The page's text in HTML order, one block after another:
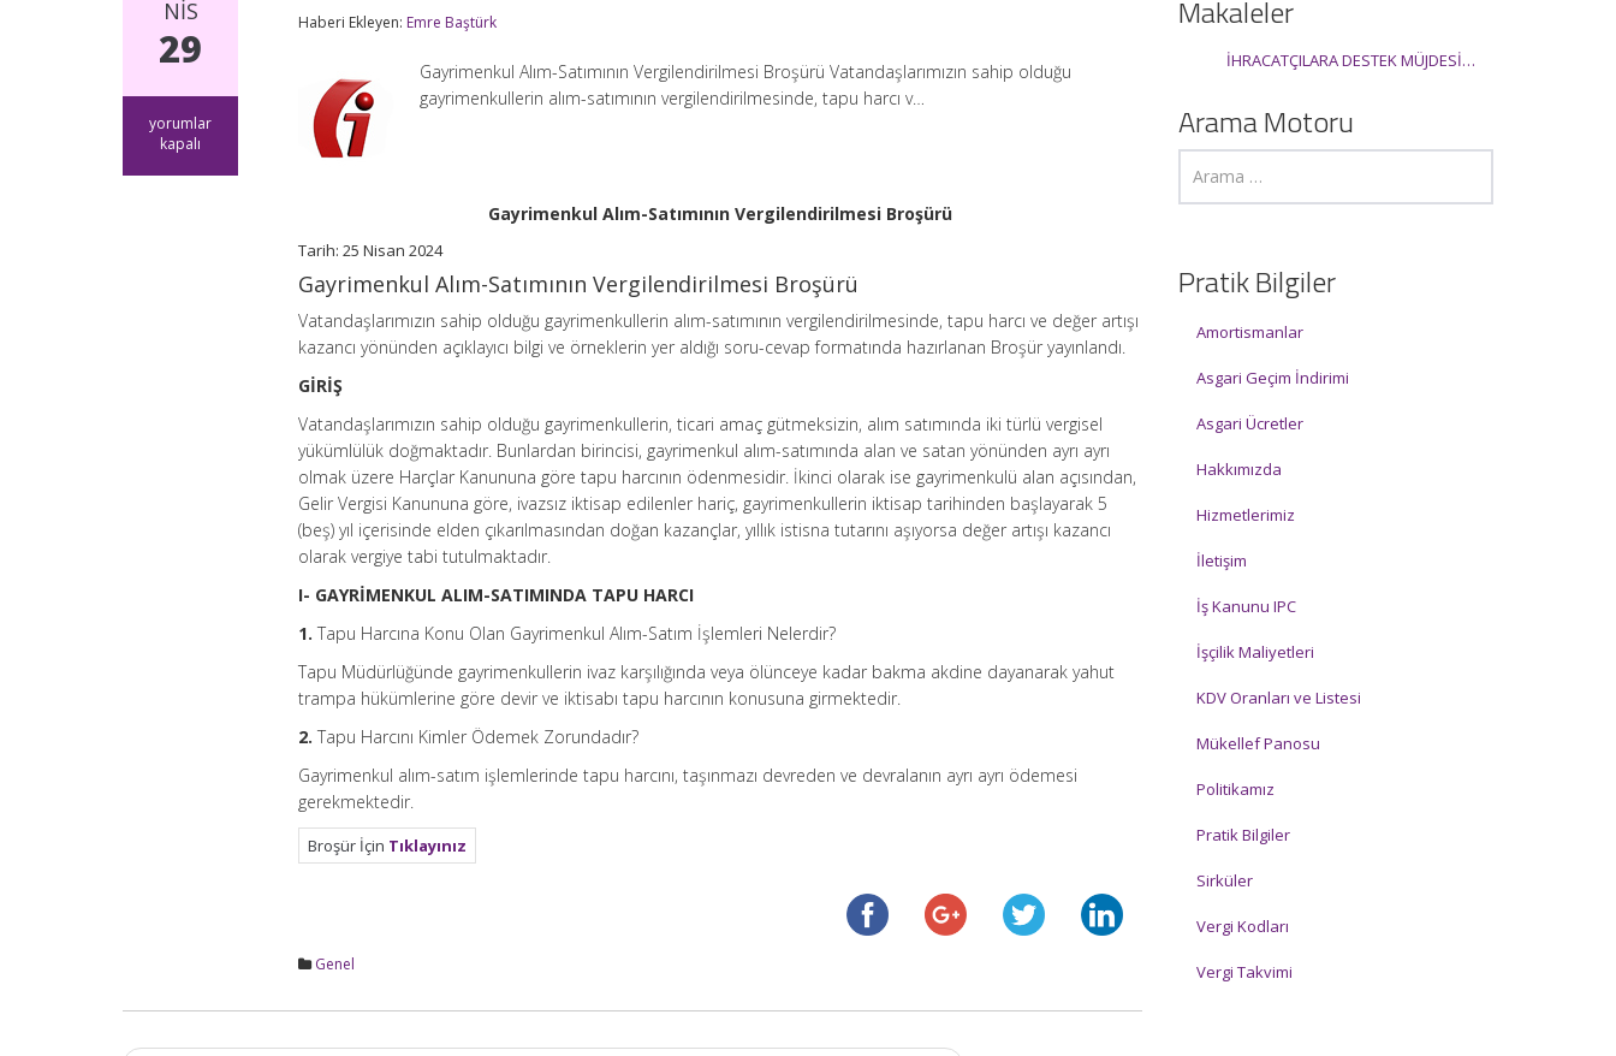
NIS
29
Gayrimenkul
Alım-
yorumlar
kapalı
Haberi Ekleyen: Emre Baştürk
Gayrimenkul Alım-Satımının Vergilendirilmesi Broşürü Vatandaşlarımızın sahip olduğu
gayrimenkullerin alım-satımının vergilendirilmesinde, tapu harcı v…
Gayrimenkul Alım-Satımının Vergilendirilmesi Broşürü
Tarih: 25 Nisan 2024
Gayrimenkul Alım-Satımının Vergilendirilmesi Broşürü
Vatandaşlarımızın sahip olduğu gayrimenkullerin alım-satımının vergilendirilmesinde, tapu harcı ve değer artışı
kazancı yönünden açıklayıcı bilgi ve örneklerin yer aldığı soru-cevap formatında hazırlanan Broşür yayınlandı.
GİRİŞ
Vatandaşlarımızın sahip olduğu gayrimenkullerin, ticari amaç gütmeksizin, alım satımında iki türlü vergisel
yükümlülük doğmaktadır. Bunlardan birincisi, gayrimenkul alım-satımında alan ve satan yönünden ayrı ayrı
olmak üzere Harçlar Kanununa göre tapu harcının ödenmesidir. İkinci olarak ise gayrimenkulü alan açısından,
Gelir Vergisi Kanununa göre, ivazsız iktisap edilenler hariç, gayrimenkullerin iktisap tarihinden başlayarak 5
(beş) yıl içerisinde elden çıkarılmasından doğan kazançlar, yıllık istisna tutarını aşıyorsa değer artışı kazancı
olarak vergiye tabi tutulmaktadır.
I- GAYRİMENKUL ALIM-SATIMINDA TAPU HARCI
1. Tapu Harcına Konu Olan Gayrimenkul Alım-Satım İşlemleri Nelerdir?
Tapu Müdürlüğünde gayrimenkullerin ivaz karşılığında veya ölünceye kadar bakma akdine dayanarak yahut
trampa hükümlerine göre devir ve iktisabı tapu harcının konusuna girmektedir.
2. Tapu Harcını Kimler Ödemek Zorundadır?
Gayrimenkul alım-satım işlemlerinde tapu harcını, taşınmazı devreden ve devralanın ayrı ayrı ödemesi
gerekmektedir.
Broşür İçin Tıklayınız
Genel
Makaleler
İHRACATÇILARA DESTEK MÜJDESİ…
Arama Motoru
Pratik Bilgiler
Amortismanlar
Asgari Geçim İndirimi
Asgari Ücretler
Hakkımızda
Hizmetlerimiz
İletişim
İş Kanunu IPC
İşçilik Maliyetleri
KDV Oranları ve Listesi
Mükellef Panosu
Politikamız
Pratik Bilgiler
Sirküler
Vergi Kodları
Vergi Takvimi